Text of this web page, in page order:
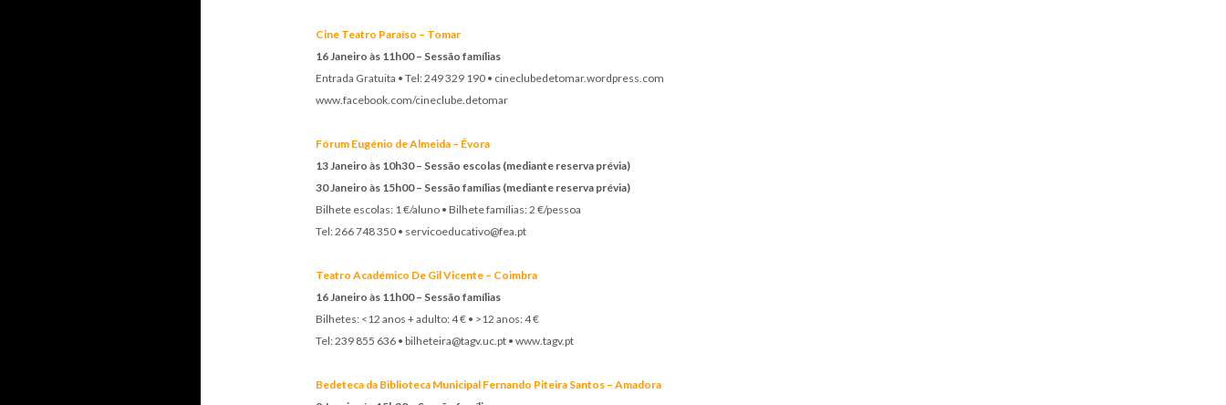
Cine Teatro Paraíso – Tomar
16 Janeiro às 11h00 – Sessão famílias
Entrada Gratuita • Tel: 249 329 190 • cineclubedetomar.wordpress.com
www.facebook.com/cineclube.detomar
Fórum Eugénio de Almeida – Évora
13 Janeiro às 10h30 – Sessão escolas (mediante reserva prévia)
30 Janeiro às 15h00 – Sessão famílias (mediante reserva prévia)
Bilhete escolas: 1 €/aluno • Bilhete famílias: 2 €/pessoa
Tel: 266 748 350 • servicoeducativo@fea.pt
Teatro Académico De Gil Vicente – Coimbra
16 Janeiro às 11h00 – Sessão famílias
Bilhetes: <12 anos + adulto: 4 € • >12 anos: 4 €
Tel: 239 855 636 • bilheteira@tagv.uc.pt • www.tagv.pt
Bedeteca da Biblioteca Municipal Fernando Piteira Santos – Amadora